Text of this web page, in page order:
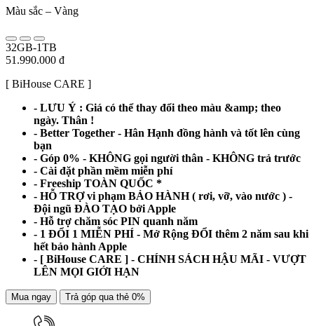
Màu sắc – Vàng
32GB-1TB
51.990.000 đ
[ BiHouse CARE ]
- LƯU Ý : Giá có thể thay đổi theo màu &amp; theo
ngày. Thân !
- Better Together - Hân Hạnh đồng hành và tốt lên cùng
bạn
- Góp 0% - KHÔNG gọi người thân - KHÔNG trả trước
- Cài đặt phần mềm miễn phí
- Freeship TOÀN QUỐC *
- HỖ TRỢ vi phạm BẢO HÀNH ( rơi, vỡ, vào nước ) -
Đội ngũ ĐÀO TẠO bởi Apple
- Hỗ trợ chăm sóc PIN quanh năm
- 1 ĐỔI 1 MIỄN PHÍ - Mở Rộng ĐỔI thêm 2 năm sau khi
hết bảo hành Apple
- [ BiHouse CARE ] - CHÍNH SÁCH HẬU MÃI - VƯỢT
LÊN MỌI GIỚI HẠN
Mua ngay Trả góp qua thẻ 0%